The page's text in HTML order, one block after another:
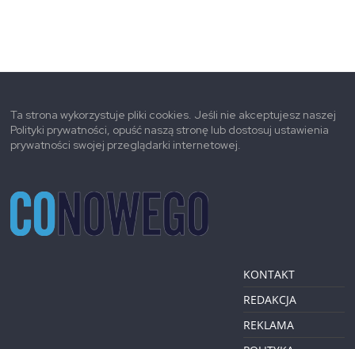
Ta strona wykorzystuje pliki cookies. Jeśli nie akceptujesz naszej
Polityki prywatności, opuść naszą stronę lub dostosuj ustawienia
prywatności swojej przeglądarki internetowej.
KONTAKT
REDAKCJA
REKLAMA